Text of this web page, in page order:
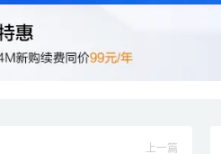
上一篇